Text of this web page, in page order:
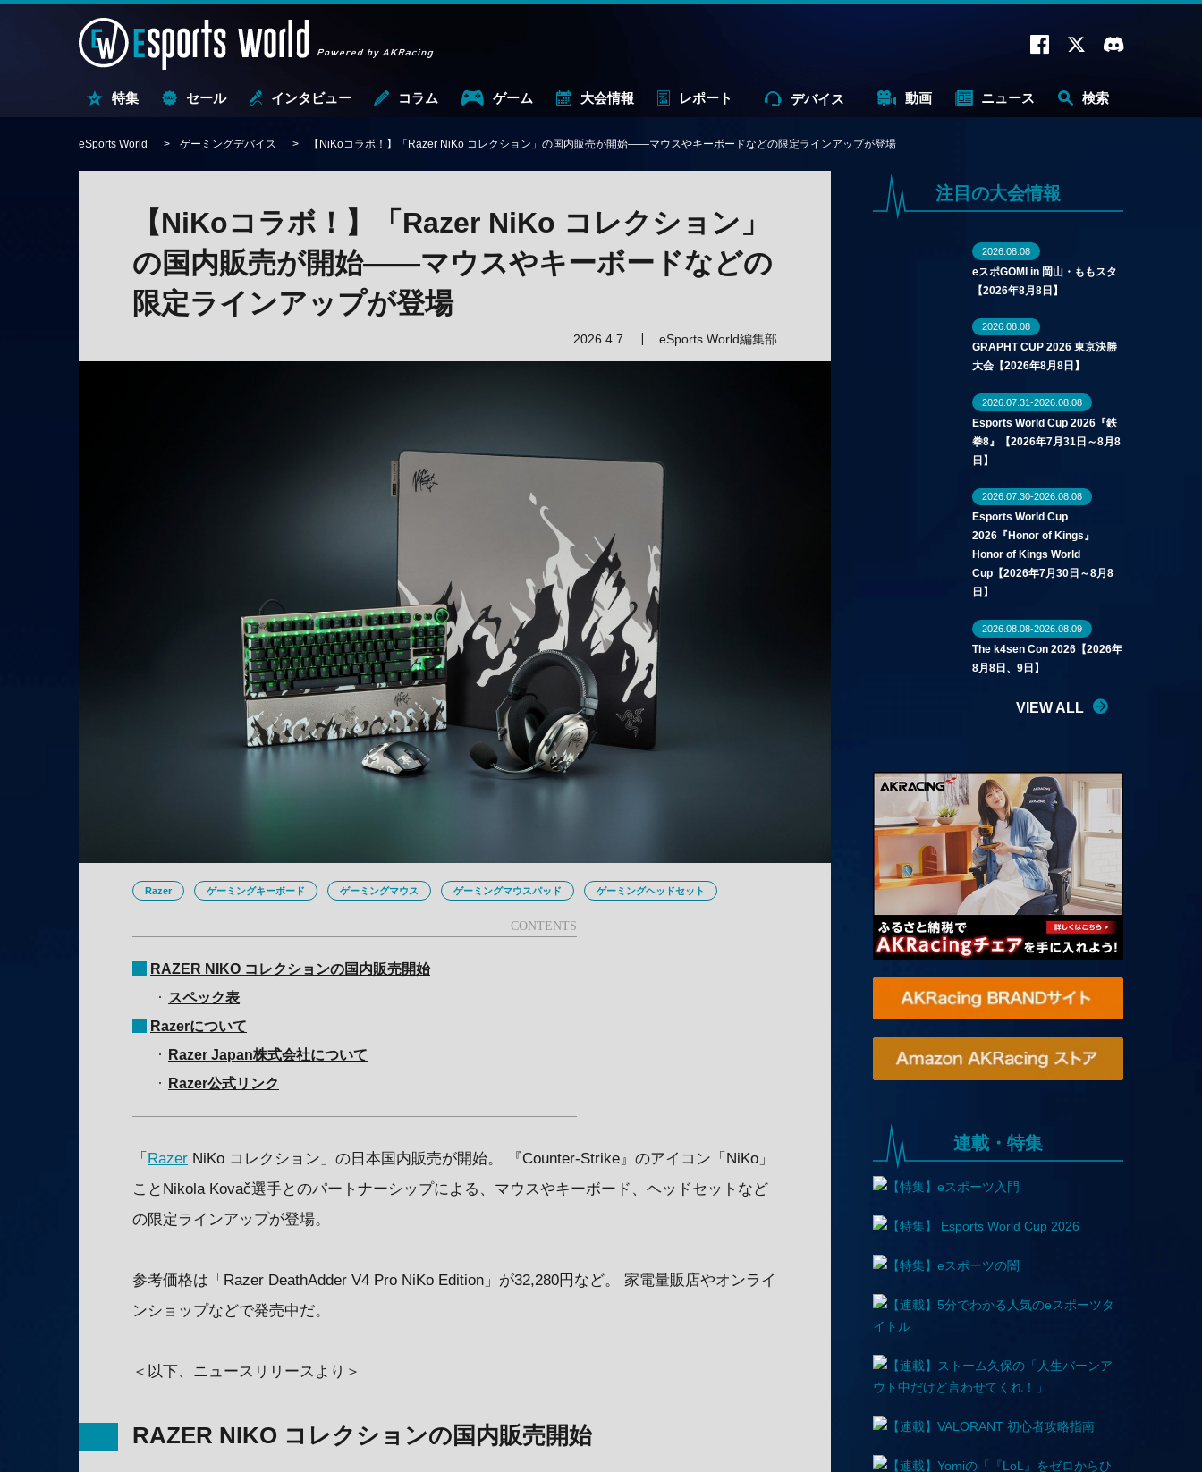
特集 セール インタビュー コラム ゲーム 大会情報 レポート デバイス 動画 ニュース 検索
eSports World ゲーミングデバイス 【NiKoコラボ！】「Razer NiKo コレクション」の国内販売が開始——マウスやキーボードなどの限定ラインアップが登場
【NiKoコラボ！】「Razer NiKo コレクション」
の国内販売が開始——マウスやキーボードなどの
限定ラインアップが登場
2026.4.7 eSports World編集部
Razer ゲーミングキーボード ゲーミングマウス ゲーミングマウスパッド ゲーミングヘッドセット
RAZER NIKO コレクションの国内販売開始
スペック表
Razerについて
Razer Japan株式会社について
Razer公式リンク
「 Razer NiKo コレクション」の日本国内販売が開始。 『Counter-Strike』のアイコン「NiKo」
ことNikola Kovač選手とのパートナーシップによる、マウスやキーボード、ヘッドセットなど
の限定ラインアップが登場。
参考価格は「Razer DeathAdder V4 Pro NiKo Edition」が32,280円など。 家電量販店やオンライ
ンショップなどで発売中だ。
＜以下、ニュースリリースより＞
RAZER NIKO コレクションの国内販売開始
注目の大会情報
2026.08.08
eスポGOMI in 岡山・ももスタ
【2026年8月8日】
2026.08.08
GRAPHT CUP 2026 東京決勝
大会【2026年8月8日】
2026.07.31-2026.08.08
Esports World Cup 2026『鉄
拳8』【2026年7月31日～8月8
日】
2026.07.30-2026.08.08
Esports World Cup
2026『Honor of Kings』
Honor of Kings World
Cup【2026年7月30日～8月8
日】
2026.08.08-2026.08.09
The k4sen Con 2026【2026年
8月8日、9日】
VIEW ALL
連載・特集